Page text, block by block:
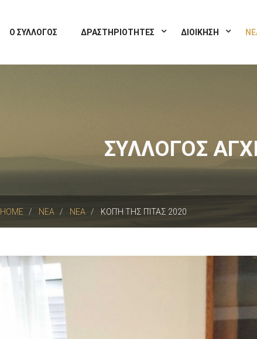
Ο ΣΥΛΛΟΓΟΣ ΔΡΑΣΤΗΡΙΟΤΗΤΕΣ ΔΙΟΙΚΗΣΗ
ΣΥΛΛΟΓΟΣ
HOME ΝΕΑ ΝΕΑ ΚΟΠΉ ΤΗΣ ΠΊΤΑΣ 2020